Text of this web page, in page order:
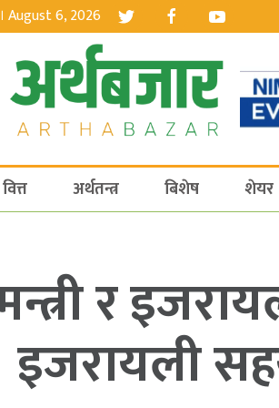
August 6, 2026
अर्थतन्त्र बिशेष शेयर
र
इजरायली